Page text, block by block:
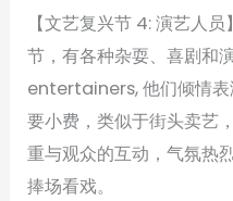
【文艺复兴节 4: 演艺人
节，有各种杂耍、喜剧和
entertainers, 他们倾情表
要小费，类似于街头卖艺
重与观众的互动，气氛热
捧场看戏。